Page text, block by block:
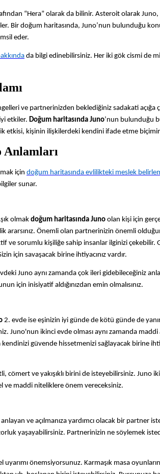
“Hera” olarak da bilinir. Asteroit olarak
Bir doğum haritasında, Juno’nun bulunduğu
eder.
da bilgi edinebilirsiniz. Her iki gök cismi de
ve partnerinizden beklediğiniz sadakati açığa
etkiler. Doğum haritasında Juno’nun bulunduğu
etkisi, kişinin ilişkilerdeki kendini ifade etme
Anlamları
için doğum haritasında evlilikteki meslek
sunar.
olmak doğum haritasında Juno olan kişi için
ararsınız. Önemli olan partnerinizin önemli
ve sorumlu kişiliğe sahip insanlar ilginizi
için savaşacak birine ihtiyacınız vardır.
Juno aynı zamanda çok ileri gidebileceğiniz
için inisiyatif aldığınızdan emin olmalısınız.
2. evde ise eşinizin iyi günde de kötü günde de
Juno'nun ikinci evde olması aynı zamanda
güvende hissetmenizi sağlayacak birine
cömert ve yakışıklı birini de isteyebilirsiniz. Juno
ve maddi niteliklere önem vereceksiniz.
ve açılmanıza yardımcı olacak bir partner
yaşayabilirsiniz. Partnerinizin ne söylemek
önemsiyorsunuz. Karmaşık masa